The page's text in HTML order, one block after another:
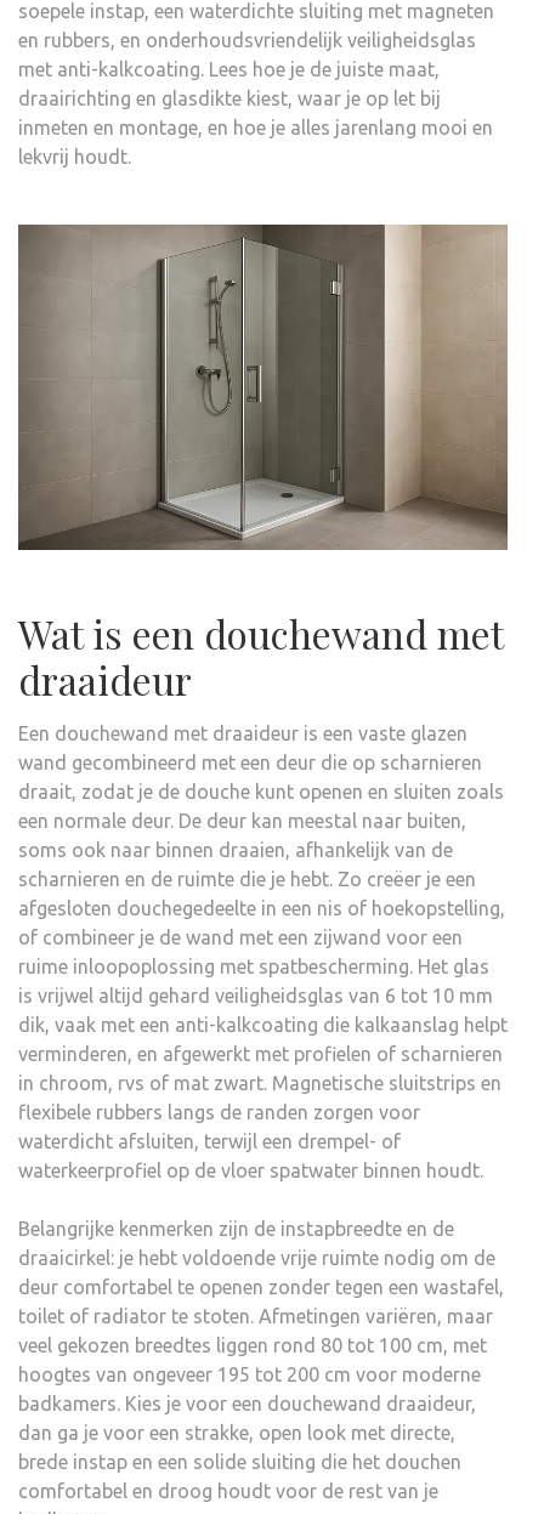
soepele instap, een waterdichte sluiting met magneten
en rubbers, en onderhoudsvriendelijk veiligheidsglas
met anti-kalkcoating. Lees hoe je de juiste maat,
draairichting en glasdikte kiest, waar je op let bij
inmeten en montage, en hoe je alles jarenlang mooi en
lekvrij houdt.
Wat is een douchewand met
draaideur
Een douchewand met draaideur is een vaste glazen
wand gecombineerd met een deur die op scharnieren
draait, zodat je de douche kunt openen en sluiten zoals
een normale deur. De deur kan meestal naar buiten,
soms ook naar binnen draaien, afhankelijk van de
scharnieren en de ruimte die je hebt. Zo creëer je een
afgesloten douchegedeelte in een nis of hoekopstelling,
of combineer je de wand met een zijwand voor een
ruime inloopoplossing met spatbescherming. Het glas
is vrijwel altijd gehard veiligheidsglas van 6 tot 10 mm
dik, vaak met een anti-kalkcoating die kalkaanslag helpt
verminderen, en afgewerkt met profielen of scharnieren
in chroom, rvs of mat zwart. Magnetische sluitstrips en
flexibele rubbers langs de randen zorgen voor
waterdicht afsluiten, terwijl een drempel- of
waterkeerprofiel op de vloer spatwater binnen houdt.
Belangrijke kenmerken zijn de instapbreedte en de
draaicirkel: je hebt voldoende vrije ruimte nodig om de
deur comfortabel te openen zonder tegen een wastafel,
toilet of radiator te stoten. Afmetingen variëren, maar
veel gekozen breedtes liggen rond 80 tot 100 cm, met
hoogtes van ongeveer 195 tot 200 cm voor moderne
badkamers. Kies je voor een douchewand draaideur,
dan ga je voor een strakke, open look met directe,
brede instap en een solide sluiting die het douchen
comfortabel en droog houdt voor de rest van je